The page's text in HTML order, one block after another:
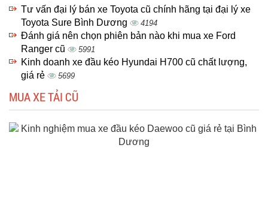
Tư vấn đại lý bán xe Toyota cũ chính hãng tại đại lý xe
Toyota Sure Bình Dương
4194
Đánh giá nên chọn phiên bản nào khi mua xe Ford
Ranger cũ
5991
Kinh doanh xe đầu kéo Hyundai H700 cũ chất lượng,
giá rẻ
5699
MUA XE TẢI CŨ